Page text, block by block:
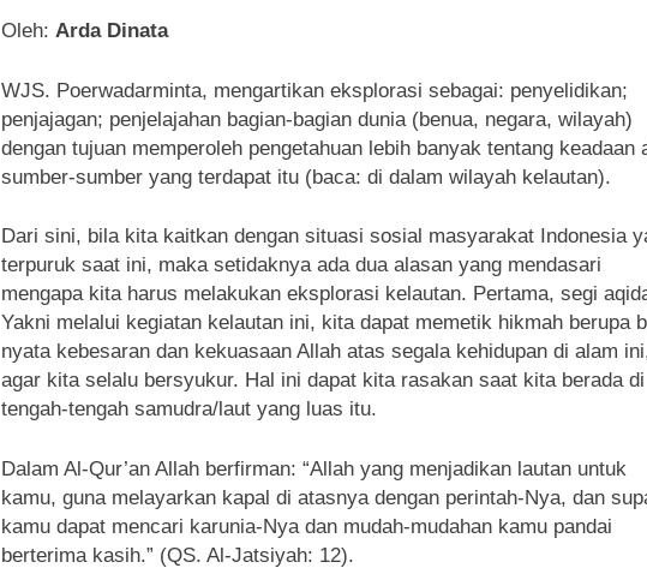
Oleh: Arda Dinata
WJS. Poerwadarminta, mengartikan eksplorasi sebagai: penyelidikan;
penjajagan; penjelajahan bagian-bagian dunia (benua, negara, wilayah)
dengan tujuan memperoleh pengetahuan lebih banyak tentang keadaan
sumber-sumber yang terdapat itu (baca: di dalam wilayah kelautan).
Dari sini, bila kita kaitkan dengan situasi sosial masyarakat Indonesia
terpuruk saat ini, maka setidaknya ada dua alasan yang mendasari
mengapa kita harus melakukan eksplorasi kelautan. Pertama, segi
Yakni melalui kegiatan kelautan ini, kita dapat memetik hikmah berupa
nyata kebesaran dan kekuasaan Allah atas segala kehidupan di alam
agar kita selalu bersyukur. Hal ini dapat kita rasakan saat kita berada di
tengah-tengah samudra/laut yang luas itu.
Dalam Al-Qur’an Allah berfirman: “Allah yang menjadikan lautan untuk
kamu, guna melayarkan kapal di atasnya dengan perintah-Nya, dan
kamu dapat mencari karunia-Nya dan mudah-mudahan kamu pandai
berterima kasih.” (QS. Al-Jatsiyah: 12).